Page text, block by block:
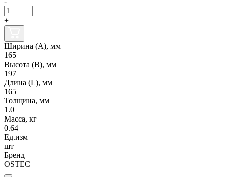
+
Ширина (А), мм
165
Высота (В), мм
197
Длина (L), мм
165
Толщина, мм
1.0
Масса, кг
0.64
Ед.изм
шт
Бренд
OSTEC